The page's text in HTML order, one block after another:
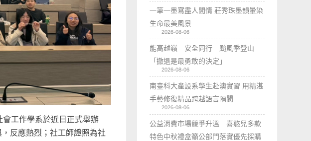
會工作學系於近日正式舉辦
反應熱烈；社工師證照為社
一筆一墨寫盡人間情 莊秀珠墨韻暈染
生命最美風景
2026-08-06
能高越嶺 安全同行 颱風季登山
「撤退是最勇敢的決定」
2026-08-06
南臺科大產設系學生赴澳實習 用精湛
手藝修復精品跨越語言隔閡
2026-08-06
公益消費市場競爭升溫 喜憨兒多款
特色中秋禮盒籲公部門落實優先採購